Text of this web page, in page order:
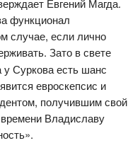
Евгений Магда.
функционал
случае, если лично
Зато в свете
у Суркова есть шанс
евроскепсис и
получившим свой
времени Владиславу